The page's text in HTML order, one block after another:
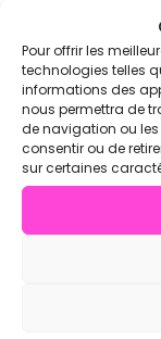
Pour offrir les
technologies telles
informations des
nous permettra de
de navigation ou les
consentir ou de
sur certaines
spécifiques
plus, effectuez
assurer que
supporter
Variations
Une fois que
base, vous